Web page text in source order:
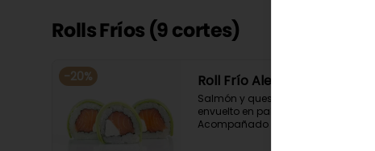
Rolls Fríos (9 cortes)
-20% Roll Frío Alex
Salmón y queso crema,
envuelto en palta.
Acompañado con salsa de